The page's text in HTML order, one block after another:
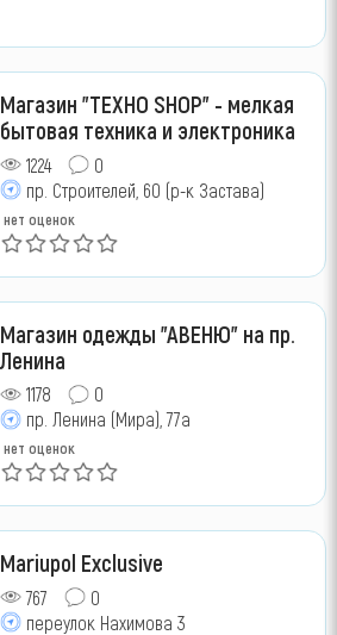
Магазин "ТЕХНО SHOP" - мелкая
бытовая техника и электроника
1224
0
пр. Строителей, 60 (р-к Застава)
нет оценок
Магазин одежды "АВЕНЮ" на пр.
Ленина
1178
0
пр. Ленина (Мира), 77а
нет оценок
Mariupol Exclusive
767
0
переулок Нахимова 3